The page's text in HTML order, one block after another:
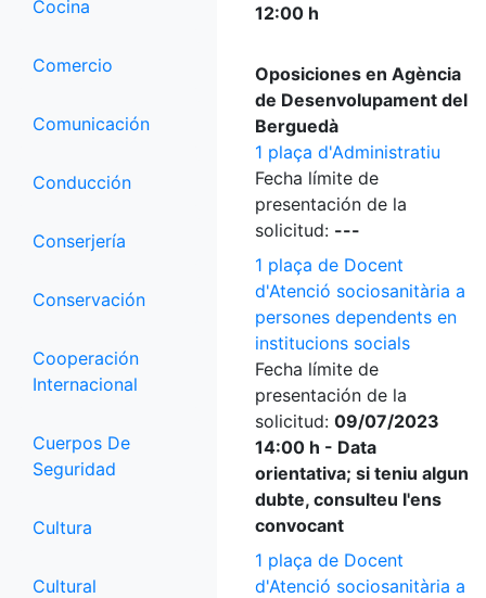
Cocina
Comercio
Comunicación
Conducción
Conserjería
Conservación
Cooperación
Internacional
Cuerpos De
Seguridad
Cultura
Cultural
12:00 h
Oposiciones en Agència
de Desenvolupament del
Berguedà
1 plaça d'Administratiu
Fecha límite de
presentación de la
solicitud: ---
1 plaça de Docent
d'Atenció sociosanitària a
persones dependents en
institucions socials
Fecha límite de
presentación de la
solicitud: 09/07/2023
14:00 h - Data
orientativa; si teniu algun
dubte, consulteu l'ens
convocant
1 plaça de Docent
d'Atenció sociosanitària a